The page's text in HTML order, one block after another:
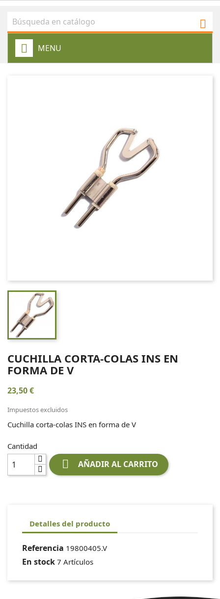

MENU
CUCHILLA CORTA-COLAS INS EN
FORMA DE V
23,50 €
Impuestos excluidos
Cuchilla corta-colas INS en forma de V
Cantidad
 AÑADIR AL CARRITO
Detalles del producto
Referencia 19800405.V
En stock 7 Artículos